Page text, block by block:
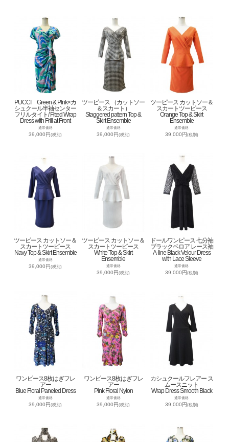
PUCCI Green & PInk×カ
シュクール半袖センター
フリルタイト/ Fitted Wrap
Dress with Frill at Front
通常価格
39,000円(税別)
ツーピース （カットソー
＆スカート）
Staggered pattern Top &
Skirt Ensemble
通常価格
39,000円(税別)
ツーピース カットソー＆
スカートツーピース
Orange Top & Skirt
Ensemble
通常価格
39,000円(税別)
ツーピース カットソー＆
スカートツーピース
Navy Top & Skirt Ensemble
通常価格
39,000円(税別)
ツーピース カットソー＆
スカートツーピース
White Top & Skirt
Ensemble
通常価格
39,000円(税別)
ドールワンピース 七分袖
ブラックベロア レース袖
A-line Black Velour Dress
with Lace Sleeve
通常価格
39,000円(税別)
ワンピース8枚はぎフレ
アー
Blue Floral Paneled Dress
通常価格
39,000円(税別)
ワンピース8枚はぎフレ
アー
Pink Floral Nylon
通常価格
39,000円(税別)
カシュクールフレアー ス
ムースニット
Wrap Dress Smooth Black
通常価格
39,000円(税別)